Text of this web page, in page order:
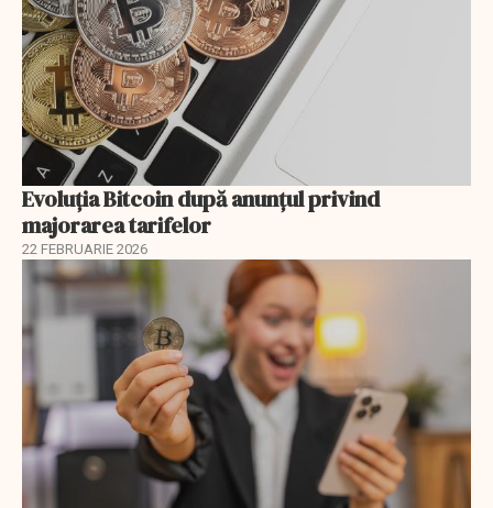
Evoluția Bitcoin după anunțul privind
majorarea tarifelor
22 FEBRUARIE 2026